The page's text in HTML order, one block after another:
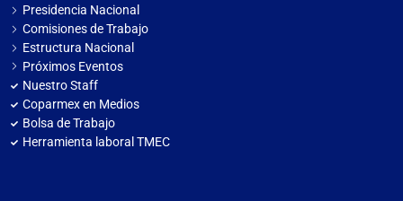
Presidencia Nacional
Comisiones de Trabajo
Estructura Nacional
Próximos Eventos
Nuestro Staff
Coparmex en Medios
Bolsa de Trabajo
Herramienta laboral TMEC